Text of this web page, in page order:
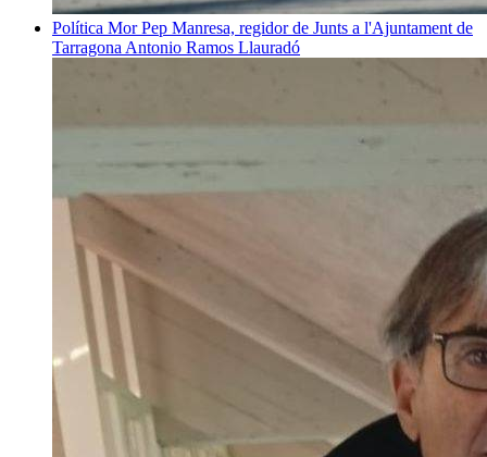
Política Mor Pep Manresa, regidor de Junts a l'Ajuntament de
Tarragona Antonio Ramos Llauradó